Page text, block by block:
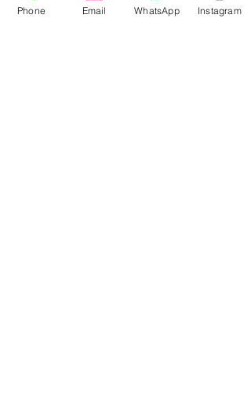
Phone Email WhatsApp Instagram